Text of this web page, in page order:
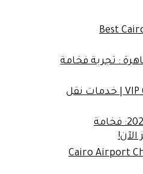
Best
: تجربة فخامة
VIP Conference Transportation | خدمات نقل
احجز ليموزين مطار القاهرة 2026: فخامة
Cairo Airport